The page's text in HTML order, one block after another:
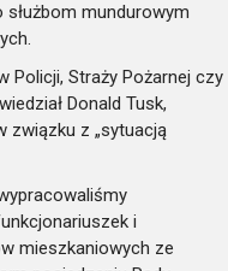
służbom mundurowym
Policji, Straży Pożarnej czy
Donald Tusk,
związku z „sytuacją
i
mieszkaniowych ze